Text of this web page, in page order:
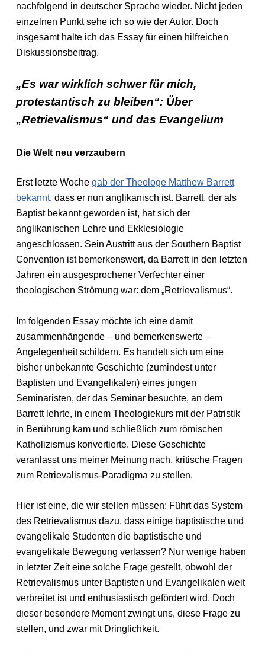
nachfolgend in deutscher Sprache wieder. Nicht jeden
einzelnen Punkt sehe ich so wie der Autor. Doch
insgesamt halte ich das Essay für einen hilfreichen
Diskussionsbeitrag.
„Es war wirklich schwer für mich,
protestantisch zu bleiben“: Über
„Retrievalismus“ und das Evangelium
Die Welt neu verzaubern
Erst letzte Woche gab der Theologe Matthew Barrett
bekannt, dass er nun anglikanisch ist. Barrett, der als
Baptist bekannt geworden ist, hat sich der
anglikanischen Lehre und Ekklesiologie
angeschlossen. Sein Austritt aus der Southern Baptist
Convention ist bemerkenswert, da Barrett in den letzten
Jahren ein ausgesprochener Verfechter einer
theologischen Strömung war: dem „Retrievalismus“.
Im folgenden Essay möchte ich eine damit
zusammenhängende – und bemerkenswerte –
Angelegenheit schildern. Es handelt sich um eine
bisher unbekannte Geschichte (zumindest unter
Baptisten und Evangelikalen) eines jungen
Seminaristen, der das Seminar besuchte, an dem
Barrett lehrte, in einem Theologiekurs mit der Patristik
in Berührung kam und schließlich zum römischen
Katholizismus konvertierte. Diese Geschichte
veranlasst uns meiner Meinung nach, kritische Fragen
zum Retrievalismus-Paradigma zu stellen.
Hier ist eine, die wir stellen müssen: Führt das System
des Retrievalismus dazu, dass einige baptistische und
evangelikale Studenten die baptistische und
evangelikale Bewegung verlassen? Nur wenige haben
in letzter Zeit eine solche Frage gestellt, obwohl der
Retrievalismus unter Baptisten und Evangelikalen weit
verbreitet ist und enthusiastisch gefördert wird. Doch
dieser besondere Moment zwingt uns, diese Frage zu
stellen, und zwar mit Dringlichkeit.